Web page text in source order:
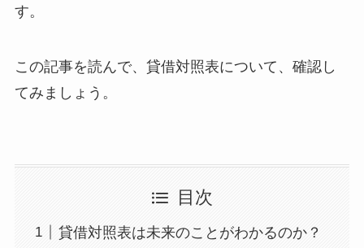
す。
この記事を読んで、貸借対照表について、確認し
てみましょう。
目次
貸借対照表は未来のことがわかるのか？